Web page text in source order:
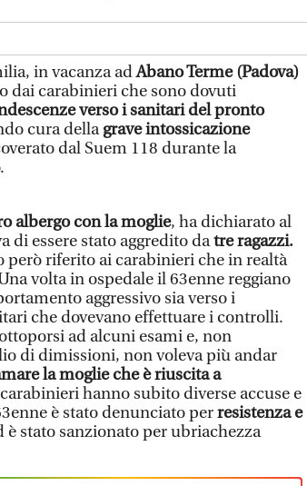
in vacanza adAbano Terme (Padova)
dai carabinieri che sono dovuti
verso i sanitari del pronto
cura dellagrave intossicazione
dal Suem 118 durante la
albergo con la moglie, ha dichiarato al
di essere stato aggredito datre ragazzi.
però riferito ai carabinieri che in realtà
volta in ospedale il 63enne reggiano
aggressivo sia verso i
che dovevano effettuare i controlli.
ad alcuni esami e, non
di dimissioni, non voleva più andar
la moglie che è riuscita a
hanno subito diverse accuse e
è stato denunciato perresistenza e
è stato sanzionato per ubriachezza